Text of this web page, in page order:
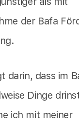
der Bafa
darin, dass im
Dinge
ich mit meiner